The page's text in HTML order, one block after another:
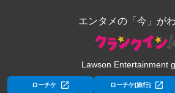
エンタメの「今」が
Lawson Entertainment
ローチケ ローチケ[旅行]